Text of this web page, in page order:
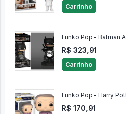
Carrinho
Funko Pop - Batman
R$ 323,91
Carrinho
Funko Pop - Harry
R$ 170,91